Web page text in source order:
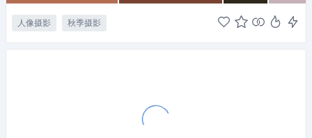
人像摄影 秋季摄影